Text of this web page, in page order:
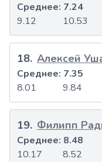
9.12 10.53
Среднее: 7.24
18. Алексей
8.01 9.84
Среднее: 7.35
19. Филипп
10.17 8.52
Среднее: 8.48